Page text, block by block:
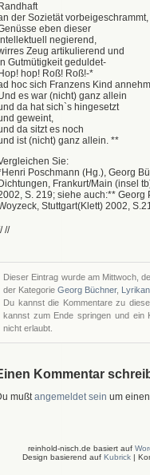
der Sozietät vorbeigeschrammt,
eben dieser
negierend,
Zeug artikulierend und
Gutmütigkeit geduldet-
hop! Roß! Roß!-*
hoc sich Franzens Kind
es war (nicht) ganz allein
da hat sich`s hingesetzt
geweint,
da sitzt es noch
ist (nicht) ganz allein. **
Sie:
Poschmann (Hg.), Georg
Frankurt/Main (insel
S. 219; siehe auch:** Georg
Stuttgart(Klett) 2002,
//
Dieser Eintrag wurde am Mittwoch,
der Kategorie Georg Büchner,
Du kannst die Kommentare zu
kannst zum Ende springen und ein
nicht erlaubt.
Kommentar
mußtangemeldet sein um
reinhold-nisch.de basiert auf
Design basierend auf Kubrick|